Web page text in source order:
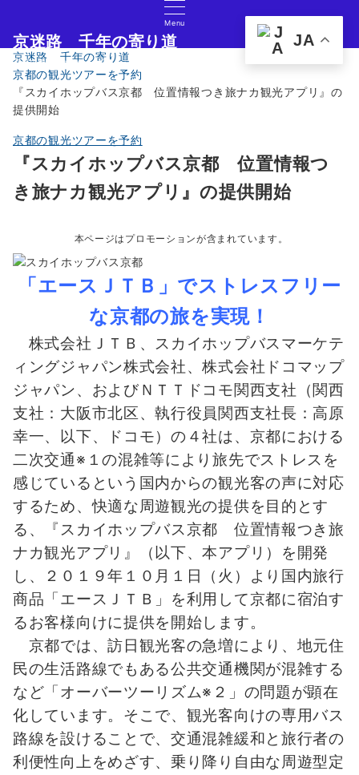
Menu
京迷路 千年の寄り道
京都の観光イベント・グルメ・ショッピングの情報サイト
京迷路 千年の寄り道
京都の観光ツアーを予約
『スカイホップバス京都 位置情報つき旅ナカ観光アプリ』の
提供開始
京都の観光ツアーを予約
『スカイホップバス京都 位置情報つ
き旅ナカ観光アプリ』の提供開始
本ページはプロモーションが含まれています。
「エースＪＴＢ」でストレスフリー
な京都の旅を実現！
株式会社ＪＴＢ、スカイホップバスマーケテ
ィングジャパン株式会社、株式会社ドコマップ
ジャパン、およびＮＴＴドコモ関西支社（関西
支社：大阪市北区、執行役員関西支社長：高原
幸一、以下、ドコモ）の４社は、京都における
二次交通※１の混雑等により旅先でストレスを
感じているという国内からの観光客の声に対応
するため、快適な周遊観光の提供を目的とす
る、『スカイホップバス京都 位置情報つき旅
ナカ観光アプリ』（以下、本アプリ）を開発
し、２０１９年１０月１日（火）より国内旅行
商品「エースＪＴＢ」を利用して京都に宿泊す
るお客様向けに提供を開始します。
京都では、訪日観光客の急増により、地元住
民の生活路線でもある公共交通機関が混雑する
など「オーバーツーリズム※２」の問題が顕在
化しています。そこで、観光客向けの専用バス
路線を設けることで、交通混雑緩和と旅行者の
利便性向上をめざす、乗り降り自由な周遊型定
JA